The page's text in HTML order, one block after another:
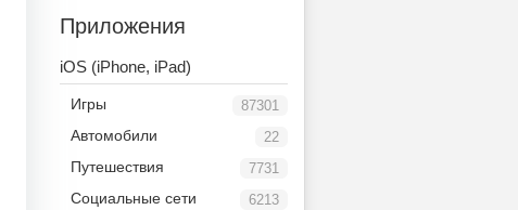
Приложения
iOS (iPhone, iPad)
87301
Игры
22
Автомобили
7731
Путешествия
6213
Социальные сети